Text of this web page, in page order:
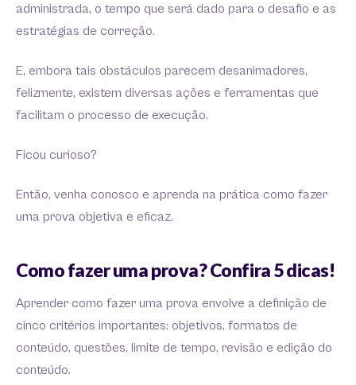
administrada, o tempo que será dado para o desafio e as
estratégias de correção.
E, embora tais obstáculos parecem desanimadores,
felizmente, existem diversas ações e ferramentas que
facilitam o processo de execução.
Ficou curioso?
Então, venha conosco e aprenda na prática como fazer
uma prova objetiva e eficaz.
Como fazer uma prova? Confira 5 dicas!
Aprender como fazer uma prova envolve a definição de
cinco critérios importantes: objetivos, formatos de
conteúdo, questões, limite de tempo, revisão e edição do
conteúdo.